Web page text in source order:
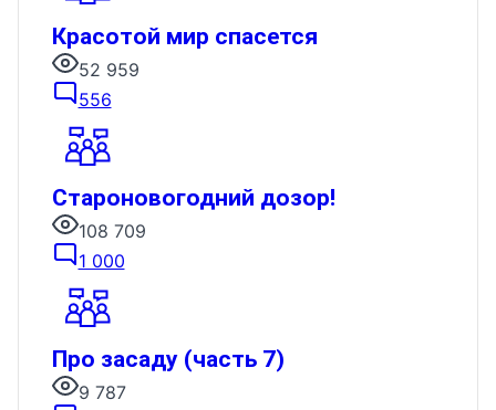
Красотой мир спасется
52 959
556
Староновогодний дозор!
108 709
1 000
Про засаду (часть 7)
9 787